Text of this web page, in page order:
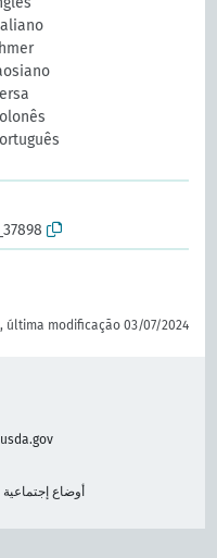
última modificação 03/07/2024
أوضاع